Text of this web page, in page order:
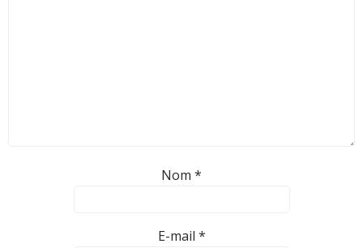
Nom *
E-mail *